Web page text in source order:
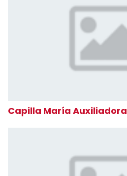
Capilla María Auxiliadora